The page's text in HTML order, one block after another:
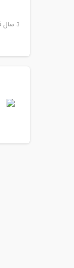
3 سال فعالیت در بازارهای مالی